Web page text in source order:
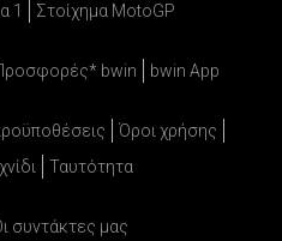
1
Στοίχημα MotoGP
bwin bwin App
Όροι χρήσης
Ταυτότητα
συντάκτες μας